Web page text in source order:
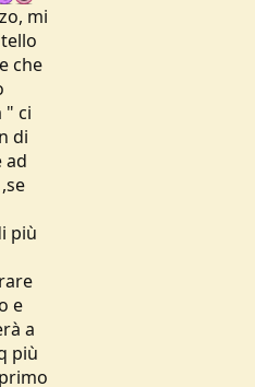
mi
che
" ci
di
ad
più
e
a
più